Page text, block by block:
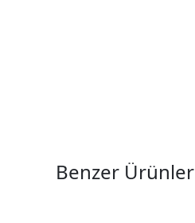
Benzer Ürünler